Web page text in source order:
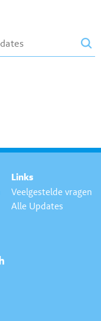
Links
Veelgestelde vragen
Alle Updates